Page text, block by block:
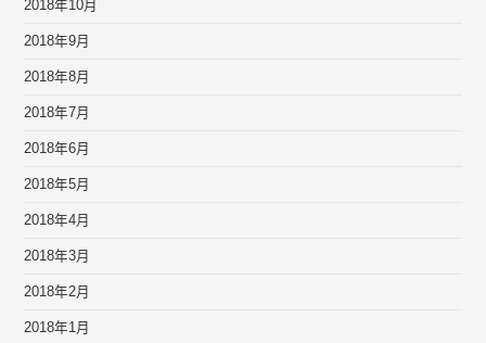
2018年10月
2018年9月
2018年8月
2018年7月
2018年6月
2018年5月
2018年4月
2018年3月
2018年2月
2018年1月